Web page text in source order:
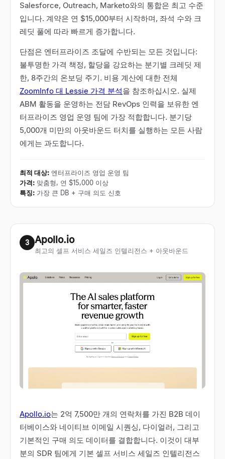
Salesforce, Outreach, Marketo와의 통합은 최고 수준
입니다. 계약은 연 $15,000부터 시작하며, 좌석 수와 크
레딧 풀에 따라 빠르게 증가합니다.
단점은 엔터프라이즈 조달에 수반되는 모든 것입니다:
불투명한 가격 책정, 할당을 강요하는 분기별 크레딧 제
한, 8주간의 온보딩 주기. 비용 계산에 대한 전체
ZoomInfo 대 Lessie 가격 분석을 참조하십시오. 실제
ABM 활동을 운영하는 전담 RevOps 인력을 보유한 엔
터프라이즈 영업 운영 팀에 가장 적합합니다. 분기당
5,000개 미만의 아웃바운드 터치를 실행하는 모든 사람
에게는 과도합니다.
최적 대상: 엔터프라이즈 영업 운영 팀
가격: 맞춤형, 연 $15,000 이상
특징: 가장 큰 DB + 구매 의도 신호
3 Apollo.io
최고의 셀프 서비스 세일즈 인텔리전스 + 아웃바운드
Apollo.io는 2억 7,500만 개의 연락처를 가진 B2B 데이
터베이스와 네이티브 이메일 시퀀싱, 다이얼러, 그리고
기본적인 구매 의도 데이터를 결합합니다. 이것이 대부
분의 SDR 팀에게 기본 셀프 서비스 세일즈 인텔리전스